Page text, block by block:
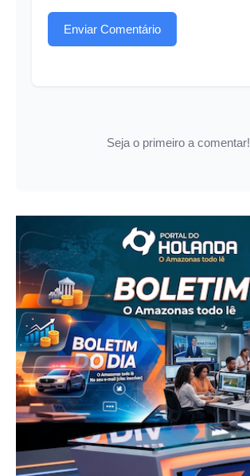
Enviar Comentário
Seja o primeiro a comentar!